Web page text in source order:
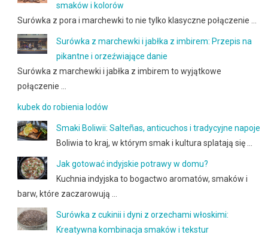
smaków i kolorów
Surówka z pora i marchewki to nie tylko klasyczne połączenie …
Surówka z marchewki i jabłka z imbirem: Przepis na
pikantne i orzeźwiające danie
Surówka z marchewki i jabłka z imbirem to wyjątkowe
połączenie …
kubek do robienia lodów
Smaki Boliwii: Salteñas, anticuchos i tradycyjne napoje
Boliwia to kraj, w którym smak i kultura splatają się …
Jak gotować indyjskie potrawy w domu?
Kuchnia indyjska to bogactwo aromatów, smaków i
barw, które zaczarowują …
Surówka z cukinii i dyni z orzechami włoskimi:
Kreatywna kombinacja smaków i tekstur